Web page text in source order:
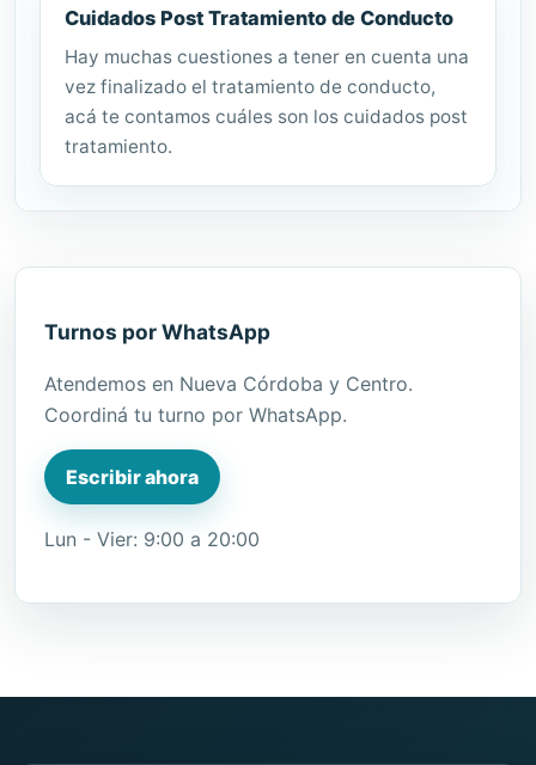
Cuidados Post Tratamiento de Conducto
Hay muchas cuestiones a tener en cuenta una
vez finalizado el tratamiento de conducto,
acá te contamos cuáles son los cuidados post
tratamiento.
Turnos por WhatsApp
Atendemos en Nueva Córdoba y Centro.
Coordiná tu turno por WhatsApp.
Escribir ahora
Lun - Vier: 9:00 a 20:00